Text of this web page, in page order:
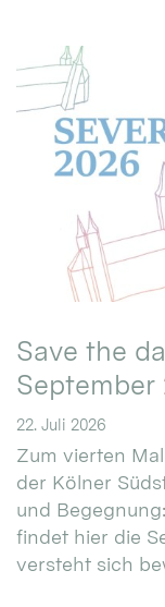
Save the
September
22. Juli 2026
Zum vierten
der Kölner
und
findet hier die
versteht sich